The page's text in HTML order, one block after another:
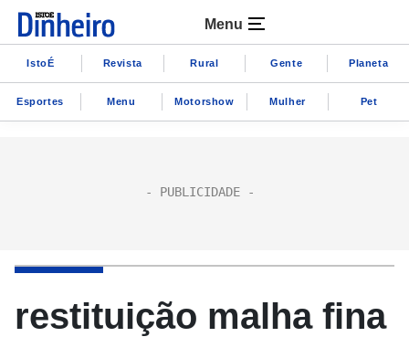
Menu
IstoÉ Revista Rural Gente Planeta
Esportes Menu Motorshow Mulher Pet
restituição malha fina